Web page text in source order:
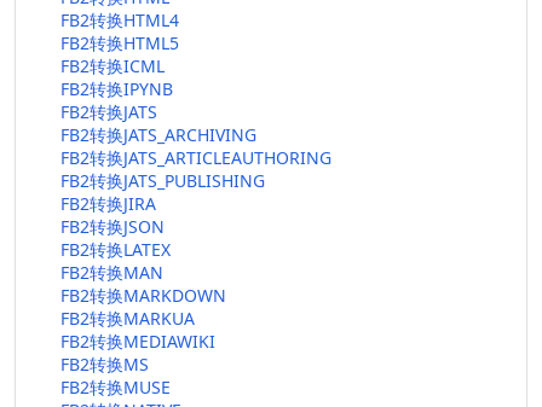
FB2转换HTML4
FB2转换HTML5
FB2转换ICML
FB2转换IPYNB
FB2转换JATS
FB2转换JATS_ARCHIVING
FB2转换JATS_ARTICLEAUTHORING
FB2转换JATS_PUBLISHING
FB2转换JIRA
FB2转换JSON
FB2转换LATEX
FB2转换MAN
FB2转换MARKDOWN
FB2转换MARKUA
FB2转换MEDIAWIKI
FB2转换MS
FB2转换MUSE